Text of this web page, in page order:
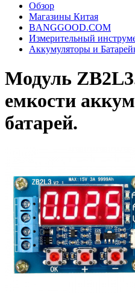
Обзор
Магазины Китая
BANGGOOD.COM
Измерительный
Аккумуляторы и
Модуль
емкости
батарей.